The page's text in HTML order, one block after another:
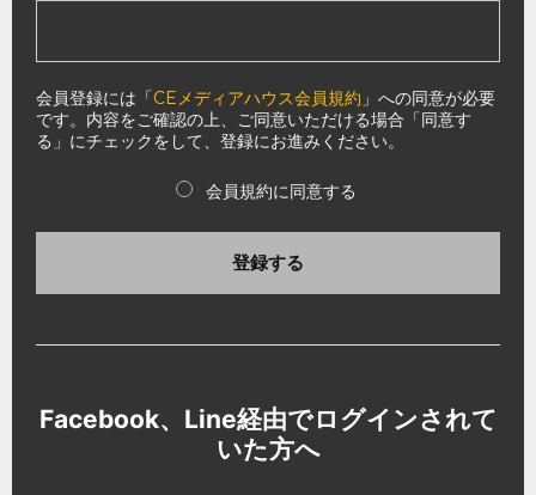
会員登録には「CEメディアハウス会員規約 」への同意が必要
です。内容をご確認の上、ご同意いただける場合「同意す
る」にチェックをして、登録にお進みください。
会員規約に同意する
登録する
Facebook、Line経由でログインされて
いた方へ